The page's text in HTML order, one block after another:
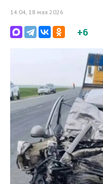
14:04, 18 мая 2026
+6